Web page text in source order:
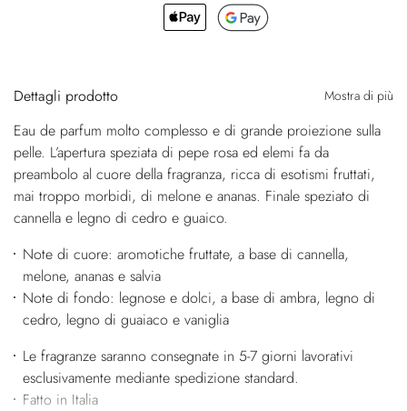
Dettagli prodotto Mostra di più
Eau de parfum molto complesso e di grande proiezione sulla
pelle. L’apertura speziata di pepe rosa ed elemi fa da
preambolo al cuore della fragranza, ricca di esotismi fruttati,
mai troppo morbidi, di melone e ananas. Finale speziato di
cannella e legno di cedro e guaico.
Note di cuore: aromotiche fruttate, a base di cannella,
melone, ananas e salvia
Note di fondo: legnose e dolci, a base di ambra, legno di
cedro, legno di guaiaco e vaniglia
Le fragranze saranno consegnate in 5-7 giorni lavorativi
esclusivamente mediante spedizione standard.
Fatto in Italia